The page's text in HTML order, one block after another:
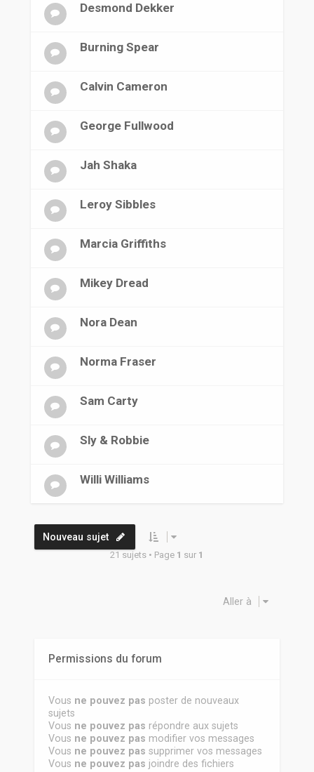
Desmond Dekker
Burning Spear
Calvin Cameron
George Fullwood
Jah Shaka
Leroy Sibbles
Marcia Griffiths
Mikey Dread
Nora Dean
Norma Fraser
Sam Carty
Sly & Robbie
Willi Williams
Nouveau sujet
21 sujets • Page 1 sur 1
Aller à
Permissions du forum
Vous ne pouvez pas poster de nouveaux
sujets
Vous ne pouvez pas répondre aux sujets
Vous ne pouvez pas modifier vos messages
Vous ne pouvez pas supprimer vos messages
Vous ne pouvez pas joindre des fichiers